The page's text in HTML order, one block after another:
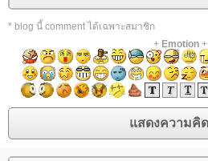
* blog นี้ comment ได้เฉพาะสมาชิก
+ Emotion+